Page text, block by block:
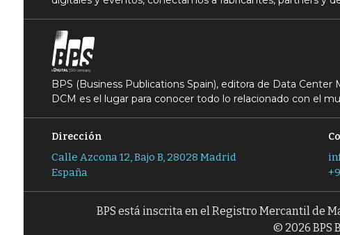
BPS (Business Publications Spain), editora de Data
DCM es el lugar para conocer todo lo relacionado con el
Dirección
Calle Azcona 12, Bajo B, 28028 Madrid
España
BPS está inscrita en el Registro Mercantil de
© 2026 BPS